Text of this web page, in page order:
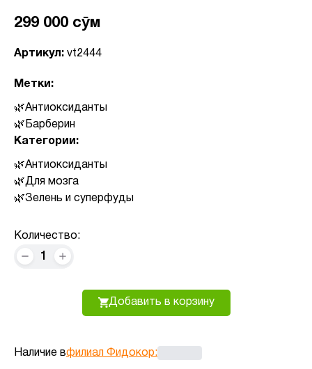
299 000 сӯм
Артикул: vt2444
Метки:
Антиоксиданты
Барберин
Категории:
Антиоксиданты
Для мозга
Зелень и суперфуды
Количество:
1
Добавить в корзину
Наличие вфилиал Фидокор: